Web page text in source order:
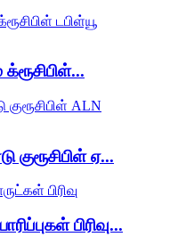
குரூசிபிள் ஏ...
பிரிவு...